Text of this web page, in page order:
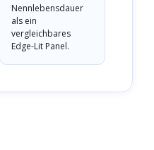
Nennlebensdauer
als ein
vergleichbares
Edge-Lit Panel.